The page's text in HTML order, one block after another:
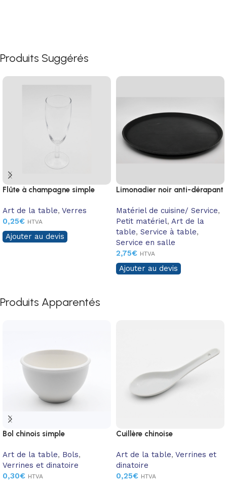
Produits Suggérés
Flûte à champagne simple
Art de la table, Verres
0,25€ HTVA
Ajouter au devis
Limonadier noir anti-dérapant
Matériel de cuisine/ Service,
Petit matériel, Art de la
table, Service à table,
Service en salle
2,75€ HTVA
Ajouter au devis
Produits Apparentés
Bol chinois simple
Art de la table, Bols,
Verrines et dinatoire
0,30€ HTVA
Cuillère chinoise
Art de la table, Verrines et
dinatoire
0,25€ HTVA